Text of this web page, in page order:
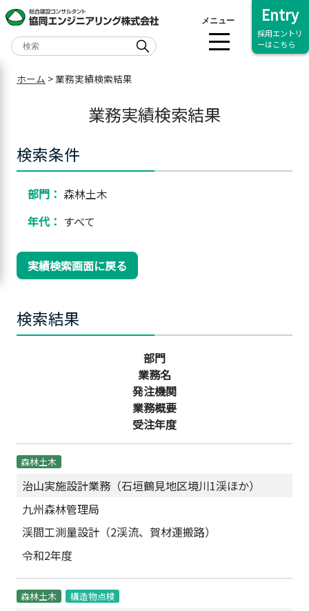
メニュー Entry
採用エントリ
ーはこちら
ホーム >業務実績検索結果
業務実績検索結果
検索条件
部門： 森林土木
年代： すべて
実績検索画面に戻る
検索結果
部門
業務名
発注機関
業務概要
受注年度
森林土木
治山実施設計業務（石垣鶴見地区境川1渓ほか）
九州森林管理局
渓間工測量設計（2渓流、賀材運搬路）
令和2年度
森林土木 構造物点検